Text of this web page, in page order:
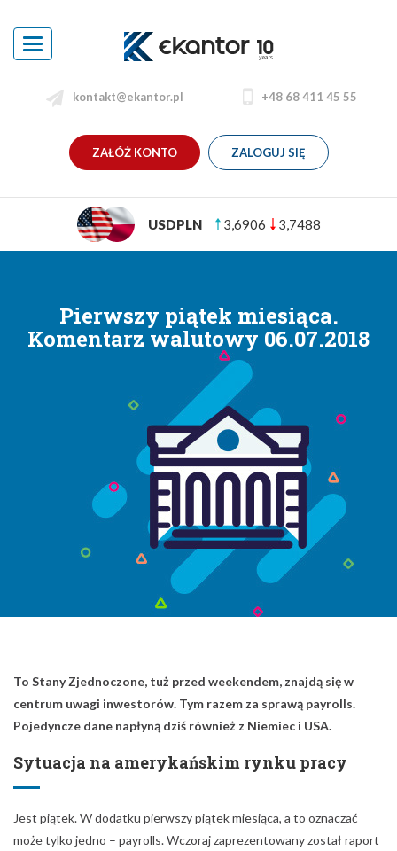
Toggle
navigation
kontakt@ekantor.pl +48 68 411 45 55
ZAŁÓŻ KONTO ZALOGUJ SIĘ
USDPLN 3,6906 3,7488
Pierwszy piątek miesiąca.
Komentarz walutowy 06.07.2018
To Stany Zjednoczone, tuż przed weekendem, znajdą się w
centrum uwagi inwestorów. Tym razem za sprawą payrolls.
Pojedyncze dane napłyną dziś również z Niemiec i USA.
Sytuacja na amerykańskim rynku pracy
Jest piątek. W dodatku pierwszy piątek miesiąca, a to oznaczać
może tylko jedno – payrolls. Wczoraj zaprezentowany został raport